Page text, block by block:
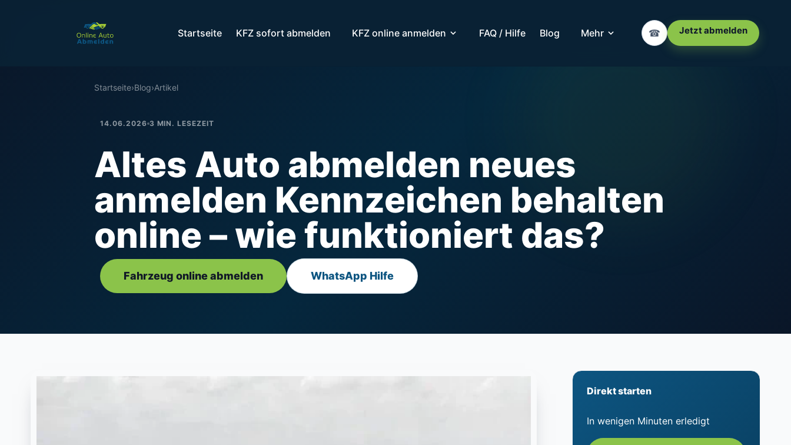
Startseite KFZ sofort abmelden KFZ online anmelden FAQ / Hilfe Blog Mehr ☎ Jetzt abmelden
Startseite›Blog›Artikel
14.06.2026 3 MIN. LESEZEIT
Altes Auto abmelden neues
anmelden Kennzeichen behalten
online – wie funktioniert das?
Fahrzeug online abmelden WhatsApp Hilfe
Direkt starten
In wenigen Minuten erledigt